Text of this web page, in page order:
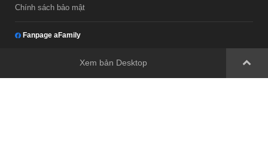
Chính sách bảo mật
Fanpage aFamily
Xem bản Desktop